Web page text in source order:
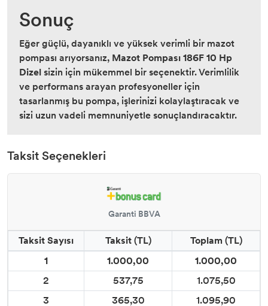
Sonuç
Eğer güçlü, dayanıklı ve yüksek verimli bir mazot
pompası arıyorsanız, Mazot Pompası 186F 10 Hp
Dizelsizin için mükemmel bir seçenektir. Verimlilik
ve performans arayan profesyoneller için
tasarlanmış bu pompa, işlerinizi kolaylaştıracak ve
sizi uzun vadeli memnuniyetle sonuçlandıracaktır.
Taksit Seçenekleri
Garanti BBVA
Taksit Sayısı Taksit (TL)
Toplam (TL)
1
1.000,00
1.000,00
2
537,75
1.075,50
3
365,30 1.095,90